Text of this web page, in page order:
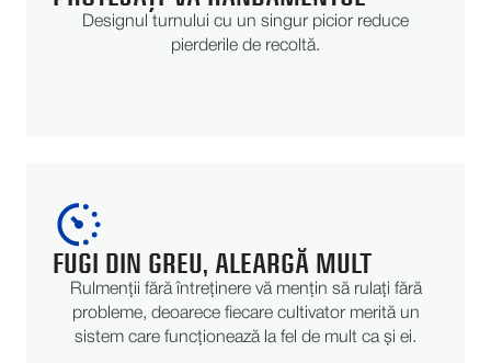
Designul turnului cu un singur picior reduce
pierderile de recoltă.
FUGI DIN GREU, ALEARGĂ MULT
Rulmenții fără întreținere vă mențin să rulați fără
probleme, deoarece fiecare cultivator merită un
sistem care funcționează la fel de mult ca și ei.